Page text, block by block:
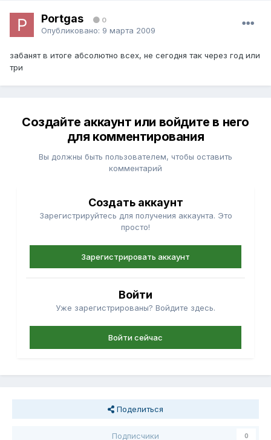
Portgas 0
Опубликовано: 9 марта 2009
забанят в итоге абсолютно всех, не сегодня так через год или
три
Создайте аккаунт или войдите в него
для комментирования
Вы должны быть пользователем, чтобы оставить
комментарий
Создать аккаунт
Зарегистрируйтесь для получения аккаунта. Это
просто!
Зарегистрировать аккаунт
Войти
Уже зарегистрированы? Войдите здесь.
Войти сейчас
Поделиться
Подписчики 0